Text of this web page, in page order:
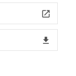
launch
file_download